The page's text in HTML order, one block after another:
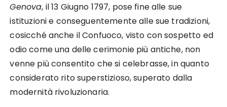
Genova, il 13 Giugno 1797, pose fine alle sue
istituzioni e conseguentemente alle sue tradizioni,
cosicché anche il Confuoco, visto con sospetto ed
odio come una delle cerimonie più antiche, non
venne più consentito che si celebrasse, in quanto
considerato rito superstizioso, superato dalla
modernità rivoluzionaria.